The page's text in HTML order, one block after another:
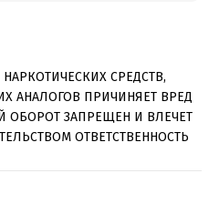
СРЕДСТВ,
АНАЛОГОВ ПРИЧИНЯЕТ ВРЕД
ОБОРОТ ЗАПРЕЩЕН И ВЛЕЧЕТ
ОТВЕТСТВЕННОСТЬ
Фу-Фу и Кис-Кис не знают